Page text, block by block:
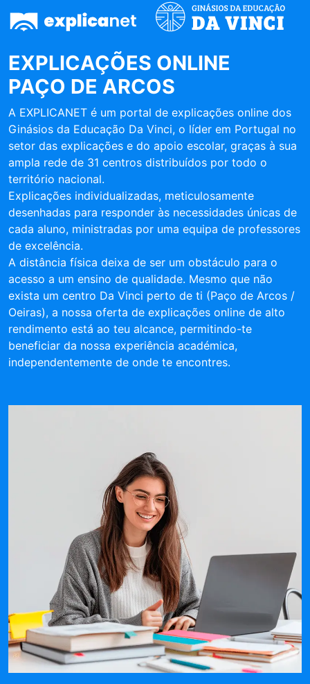
EXPLICAÇÕES ONLINE
PAÇO DE ARCOS
A EXPLICANET é um portal de explicações online dos
Ginásios da Educação Da Vinci, o líder em Portugal no
setor das explicações e do apoio escolar, graças à sua
ampla rede de 31 centros distribuídos por todo o
território nacional.
Explicações individualizadas, meticulosamente
desenhadas para responder às necessidades únicas de
cada aluno, ministradas por uma equipa de professores
de excelência.
A distância física deixa de ser um obstáculo para o
acesso a um ensino de qualidade. Mesmo que não
exista um centro Da Vinci perto de ti (Paço de Arcos /
Oeiras), a nossa oferta de explicações online de alto
rendimento está ao teu alcance, permitindo-te
beneficiar da nossa experiência académica,
independentemente de onde te encontres.